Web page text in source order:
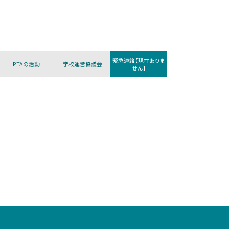
PTAの活動 学校運営協議会
緊急連絡【現在ありま
せん】